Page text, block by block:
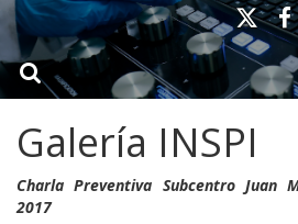
Galería INSPI
Charla Preventiva Subcentro Juan
2017